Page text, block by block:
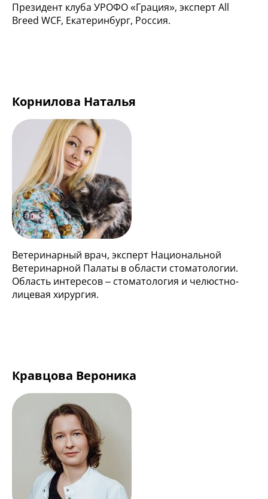
Президент клуба УРОФО «Грация», эксперт All
Breed WCF, Екатеринбург, Россия.
Корнилова Наталья
Ветеринарный врач, эксперт Национальной
Ветеринарной Палаты в области стоматологии.
Область интересов – стоматология и челюстно-
лицевая хирургия.
Кравцова Вероника